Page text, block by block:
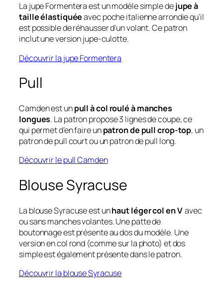
La jupe Formentera est un modèle simple dejupe à
taille élastiquéeavec poche italienne arrondie qu’il
est possible de réhausser d’un volant. Ce patron
inclut une version jupe-culotte.
Découvrir la jupe Formentera
Pull
Camden est unpull à col roulé à manches
longues. La patron propose 3 lignes de coupe, ce
qui permet d’en faire unpatron de pull crop-top, un
patron de pull court ou un patron de pull long.
Découvrir le pull Camden
Blouse Syracuse
La blouse Syracuse est unhaut léger col en Vavec
ou sans manches volantes. Une patte de
boutonnage est présente au dos du modèle. Une
version en col rond (comme sur la photo) et dos
simple est également présente dans le patron.
Découvrir la blouse Syracuse